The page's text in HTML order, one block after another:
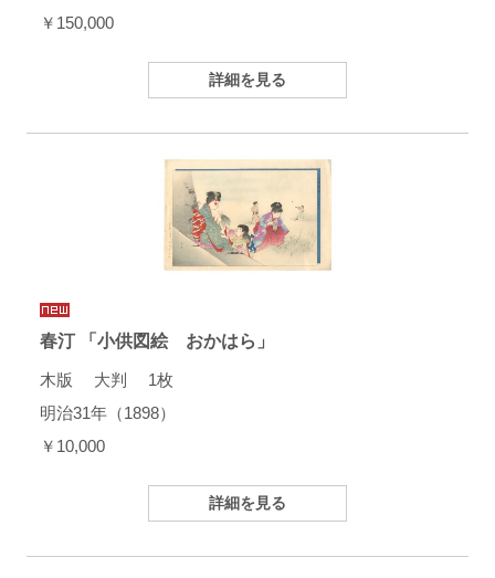
￥150,000
詳細を見る
春汀 「小供図絵 おかはら」
木版 大判 1枚
明治31年（1898）
￥10,000
詳細を見る